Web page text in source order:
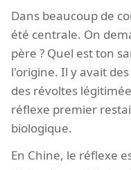
Dans beaucoup de
été centrale. On
père ? Quel est ton
l'origine. Il y avait
des révoltes
réflexe premier
biologique.
En Chine, le réflexe